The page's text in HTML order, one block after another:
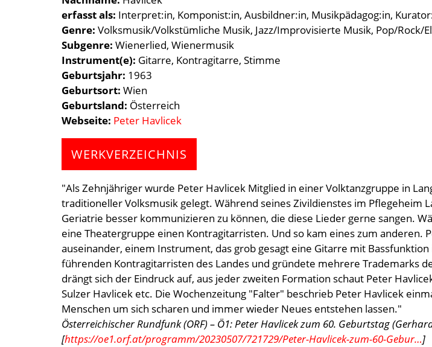
erfasst als Interpret:in Komponist:in Ausbildner:in Musikpädagog:in
Genre Volksmusik/Volkstümliche Musik Jazz/Improvisierte Musik Pop/Rock/
Subgenre Wienerlied Wienermusik
Instrument(e) Gitarre Kontragitarre Stimme
Geburtsjahr 1963
Geburtsort Wien
Geburtsland Österreich
Webseite Peter Havlicek
WERKVERZEICHNIS
"Als Zehnjähriger wurde Peter Havlicek Mitglied in einer Volktanzgruppe in
traditioneller Volksmusik gelegt. Während seines Zivildienstes im
Geriatrie besser kommunizieren zu können, die diese Lieder gerne sangen.
eine Theatergruppe einen Kontragitarristen. Und so kam eines zum anderen.
auseinander, einem Instrument, das grob gesagt eine Gitarre mit
führenden Kontragitarristen des Landes und gründete mehrere Trademarks
drängt sich der Eindruck auf, aus jeder zweiten Formation schaut Peter
Sulzer Havlicek etc. Die Wochenzeitung "Falter" beschrieb Peter Havlicek
Menschen um sich scharen und immer wieder Neues entstehen lassen."
Österreichischer Rundfunk (ORF) – Ö1: Peter Havlicek zum 60. Geburtstag
[https://oe1.orf.at/programm/20230507/721729/Peter-Havlicek-zum-60-Gebur…]